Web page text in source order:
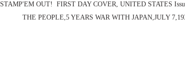
STAMP'EM OUT!  FIRST DAY COVER, UNITED STATES
THE PEOPLE,5 YEARS WAR WITH JAPAN,JULY